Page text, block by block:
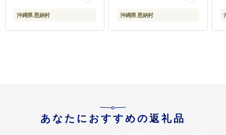
沖縄県 恩納村 沖縄県 恩納村
あなたにおすすめの返礼品